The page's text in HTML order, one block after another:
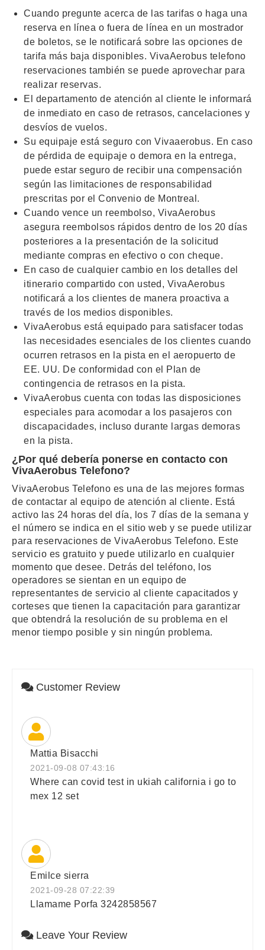
Cuando pregunte acerca de las tarifas o haga una
reserva en línea o fuera de línea en un mostrador
de boletos, se le notificará sobre las opciones de
tarifa más baja disponibles. VivaAerobus telefono
reservaciones también se puede aprovechar para
realizar reservas.
El departamento de atención al cliente le informará
de inmediato en caso de retrasos, cancelaciones y
desvíos de vuelos.
Su equipaje está seguro con Vivaaerobus. En caso
de pérdida de equipaje o demora en la entrega,
puede estar seguro de recibir una compensación
según las limitaciones de responsabilidad
prescritas por el Convenio de Montreal.
Cuando vence un reembolso, VivaAerobus
asegura reembolsos rápidos dentro de los 20 días
posteriores a la presentación de la solicitud
mediante compras en efectivo o con cheque.
En caso de cualquier cambio en los detalles del
itinerario compartido con usted, VivaAerobus
notificará a los clientes de manera proactiva a
través de los medios disponibles.
VivaAerobus está equipado para satisfacer todas
las necesidades esenciales de los clientes cuando
ocurren retrasos en la pista en el aeropuerto de
EE. UU. De conformidad con el Plan de
contingencia de retrasos en la pista.
VivaAerobus cuenta con todas las disposiciones
especiales para acomodar a los pasajeros con
discapacidades, incluso durante largas demoras
en la pista.
¿Por qué debería ponerse en contacto con
VivaAerobus Telefono?
VivaAerobus Telefono es una de las mejores formas
de contactar al equipo de atención al cliente. Está
activo las 24 horas del día, los 7 días de la semana y
el número se indica en el sitio web y se puede utilizar
para reservaciones de VivaAerobus Telefono. Este
servicio es gratuito y puede utilizarlo en cualquier
momento que desee. Detrás del teléfono, los
operadores se sientan en un equipo de
representantes de servicio al cliente capacitados y
corteses que tienen la capacitación para garantizar
que obtendrá la resolución de su problema en el
menor tiempo posible y sin ningún problema.
Customer Review
Mattia Bisacchi
2021-09-08 07:43:16
Where can covid test in ukiah california i go to
mex 12 set
Emilce sierra
2021-09-28 07:22:39
Llamame Porfa 3242858567
Leave Your Review